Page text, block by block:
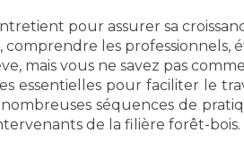
pour assurer sa
les professionnels,
mais vous ne savez pas
essentielles pour faciliter le
séquences de
de la filière forêt-bois.